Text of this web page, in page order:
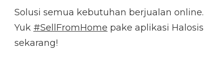
Solusi semua kebutuhan berjualan online.
Yuk #SellFromHome pake aplikasi Halosis
sekarang!